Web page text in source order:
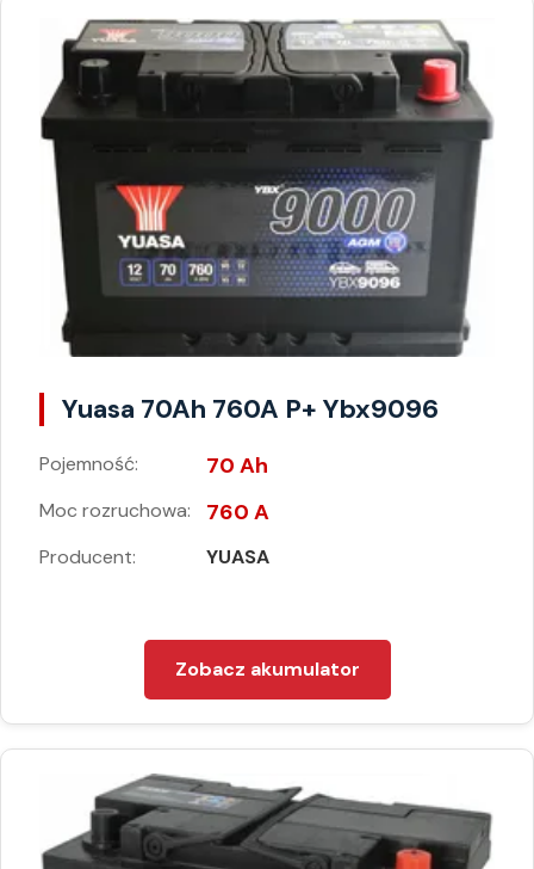
Yuasa 70Ah 760A P+ Ybx9096
Pojemność: 70 Ah
Moc rozruchowa: 760 A
Producent: YUASA
Zobacz akumulator